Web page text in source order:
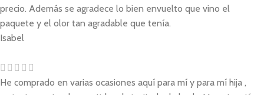
precio. Además se agradece lo bien envuelto que vino el
paquete y el olor tan agradable que tenía.
Isabel
He comprado en varias ocasiones aquí para mí y para mí hija ,